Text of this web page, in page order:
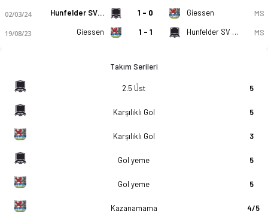
02/03/24 Hunfelder SV 1919 1 - 0 Giessen MS
19/08/23 Giessen 1 - 1 Hunfelder SV 1919 MS
Takım Serileri
2.5 Üst 5
Karşılıklı Gol 5
Karşılıklı Gol 3
Gol yeme 5
Gol yeme 5
Kazanamama 4/5